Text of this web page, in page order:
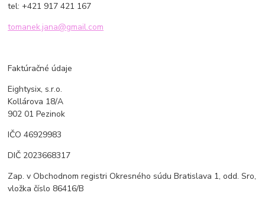
tel: +421 917 421 167
tomanek.jana@gmail.com
Faktúračné údaje
Eightysix, s.r.o.
Kollárova 18/A
902 01 Pezinok
IČO 46929983
DIČ 2023668317
Zap. v Obchodnom registri Okresného súdu Bratislava 1, odd. Sro,
vložka číslo 86416/B